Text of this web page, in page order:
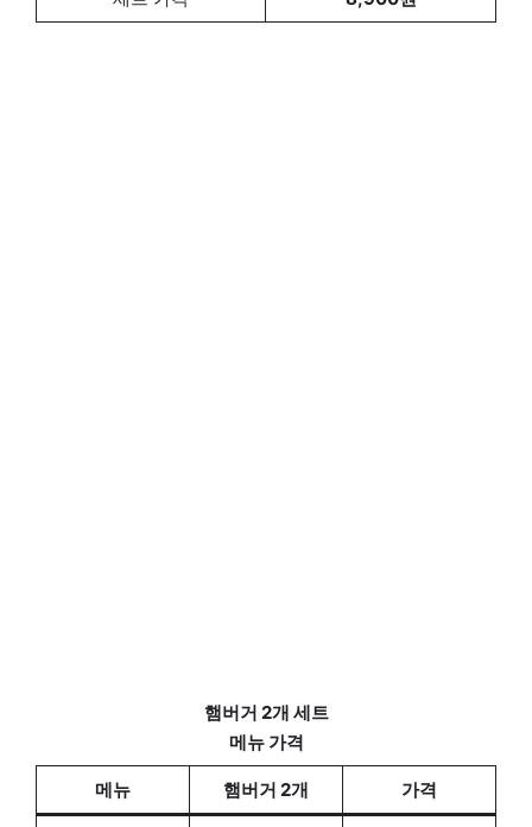
햄버거 2개 세트
메뉴 가격
메뉴 햄버거 2개 가격